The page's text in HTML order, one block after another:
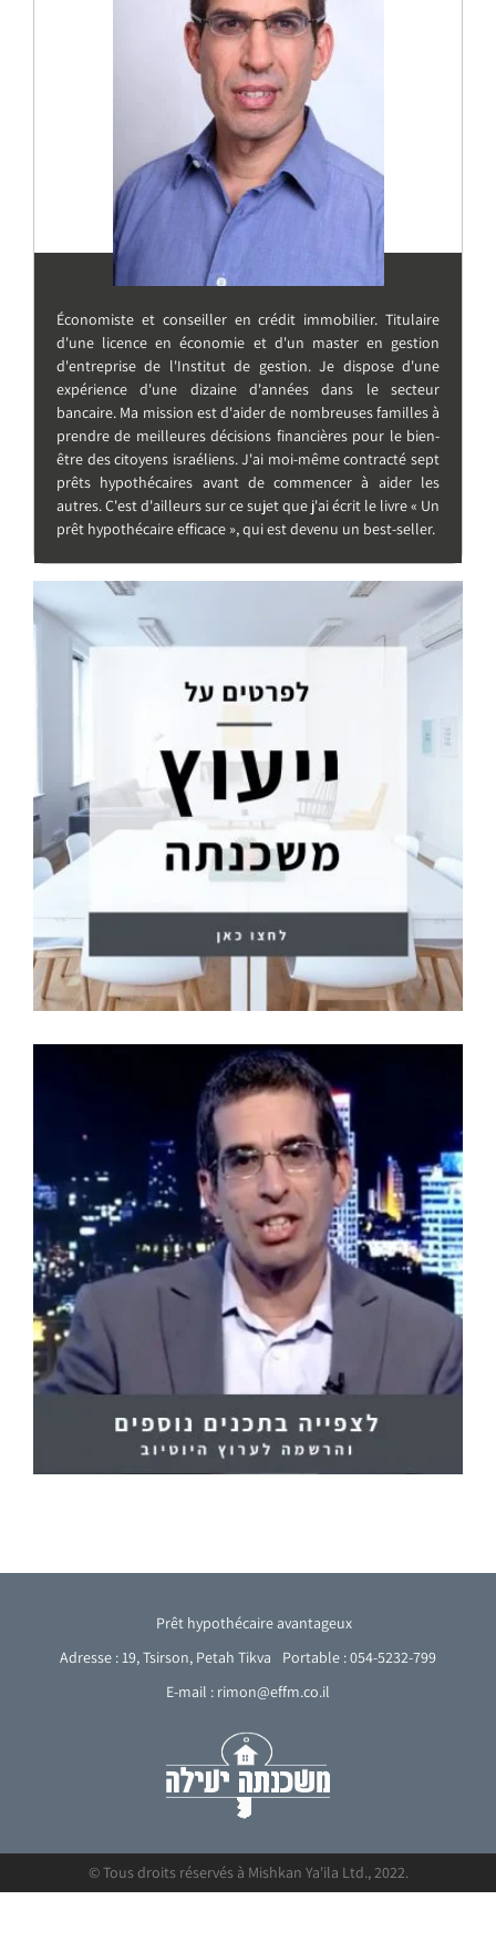
Économiste et conseiller en crédit immobilier. Titulaire
d'une licence en économie et d'un master en gestion
d'entreprise de l'Institut de gestion. Je dispose d'une
expérience d'une dizaine d'années dans le secteur
bancaire. Ma mission est d'aider de nombreuses familles à
prendre de meilleures décisions financières pour le bien-
être des citoyens israéliens. J'ai moi-même contracté sept
prêts hypothécaires avant de commencer à aider les
autres. C'est d'ailleurs sur ce sujet que j'ai écrit le livre « Un
prêt hypothécaire efficace », qui est devenu un best-seller.
Prêt hypothécaire avantageux
Adresse : 19, Tsirson, Petah Tikva
Portable : 054-5232-799
E-mail : rimon@effm.co.il
© Tous droits réservés à Mishkan Ya'ila Ltd., 2022.